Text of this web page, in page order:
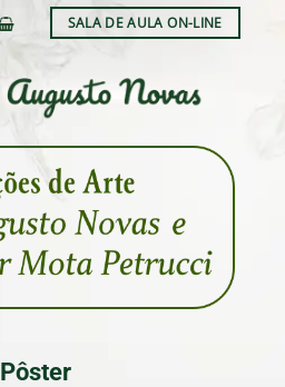
SALA DE AULA ON-LINE
Pôster